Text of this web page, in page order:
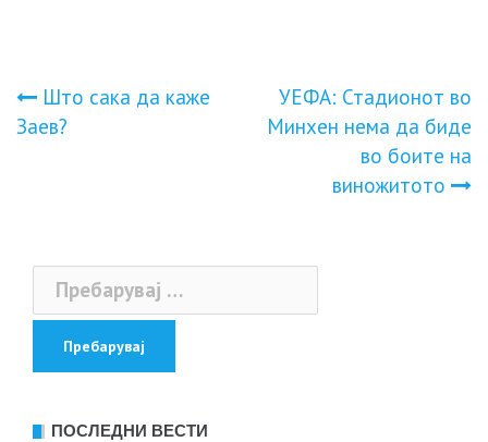
Навигација
Што сака да каже
Заев?
УЕФА: Стадионот во
Минхен нема да биде
во боите на
винoжитoтo
Пребарувај
за:
ПОСЛЕДНИ ВЕСТИ